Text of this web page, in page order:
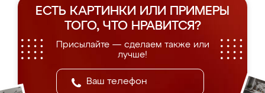
ЕСТЬ КАРТИНКИ ИЛИ ПРИМЕРЫ
ТОГО, ЧТО НРАВИТСЯ?
Присылайте — сделаем также или
лучше!